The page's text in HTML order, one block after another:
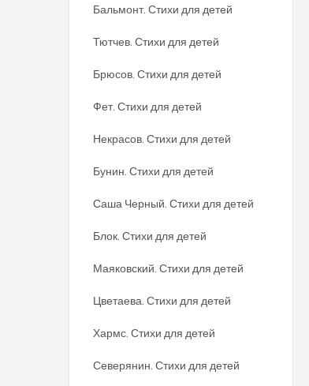
Бальмонт. Стихи для детей
Тютчев. Стихи для детей
Брюсов. Стихи для детей
Фет. Стихи для детей
Некрасов. Стихи для детей
Бунин. Стихи для детей
Саша Черный. Стихи для детей
Блок. Стихи для детей
Маяковский. Стихи для детей
Цветаева. Стихи для детей
Хармс. Стихи для детей
Северянин. Стихи для детей